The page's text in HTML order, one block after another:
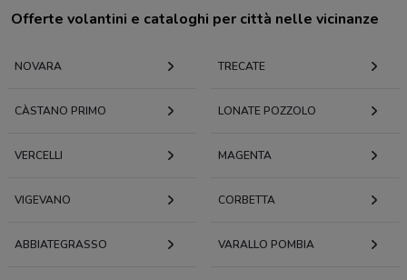
Offerte volantini e cataloghi per città nelle vicinanze
NOVARA TRECATE
CÀSTANO PRIMO LONATE POZZOLO
VERCELLI MAGENTA
VIGEVANO CORBETTA
ABBIATEGRASSO VARALLO POMBIA